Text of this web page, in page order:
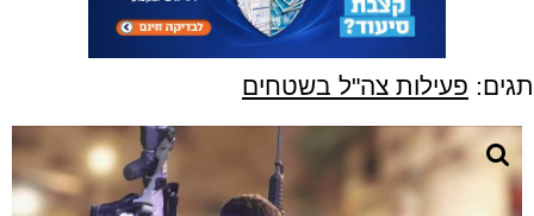
תגים: פעילות צה"ל בשטחים